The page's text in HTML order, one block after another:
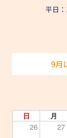
平日
9月
日 月
26 27